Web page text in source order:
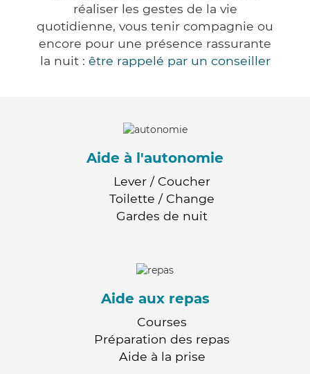
réaliser les gestes de la vie
quotidienne, vous tenir compagnie ou
encore pour une présence rassurante
la nuit : être rappelé par un conseiller
Aide à l'autonomie
Lever / Coucher
Toilette / Change
Gardes de nuit
Aide aux repas
Courses
Préparation des repas
Aide à la prise